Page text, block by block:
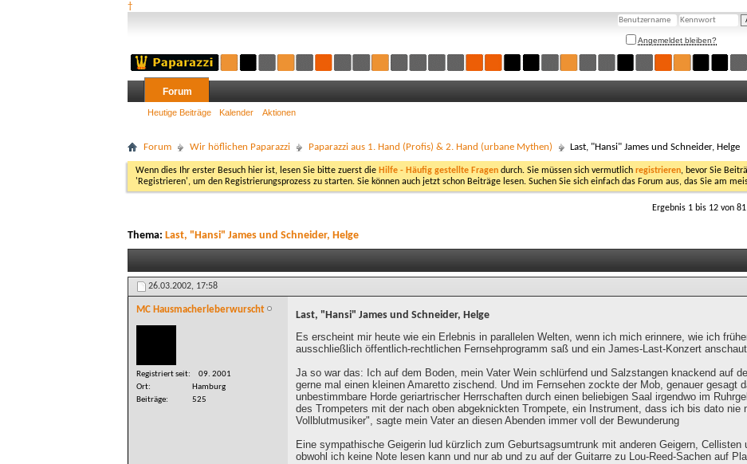
†
Angemeldet bleiben?
Forum
Heutige Beiträge Kalender Aktionen
Forum Wir höflichen Paparazzi Paparazzi aus 1. Hand (Profis) & 2. Hand (urbane Mythen) Last, "Hansi" James und Schneider, Helge
Wenn dies Ihr erster Besuch hier ist, lesen Sie bitte zuerst die Hilfe - Häufig gestellte Fragen durch. Sie müssen sich vermutlich registrieren, bevor Sie
'Registrieren', um den Registrierungsprozess zu starten. Sie können auch jetzt schon Beiträge lesen. Suchen Sie sich einfach das Forum aus, das Sie am
Ergebnis 1 bis 12 von 81
Thema: Last, "Hansi" James und Schneider, Helge
26.03.2002, 17:58
MC Hausmacherleberwurscht
Registriert seit
09. 2001
Ort
Hamburg
Beiträge
525
Last, "Hansi" James und Schneider, Helge
Es erscheint mir heute wie ein Erlebnis in parallelen Welten, wenn ich mich erinnere, wie ich
ausschließlich öffentlich-rechtlichen Fernsehprogramm saß und ein James-Last-Konzert
Ja so war das: Ich auf dem Boden, mein Vater Wein schlürfend und Salzstangen knackend auf
gerne mal einen kleinen Amaretto zischend. Und im Fernsehen zockte der Mob, genauer gesagt
unbestimmbare Horde geriartrischer Herrschaften durch einen beliebigen Saal irgendwo im
des Trompeters mit der nach oben abgeknickten Trompete, ein Instrument, dass ich bis dato nie
Vollblutmusiker", sagte mein Vater an diesen Abenden immer voll der Bewunderung
Eine sympathische Geigerin lud kürzlich zum Geburtsagsumtrunk mit anderen Geigern,
obwohl ich keine Note lesen kann und nur ab und zu auf der Guitarre zu Lou-Reed-Sachen auf